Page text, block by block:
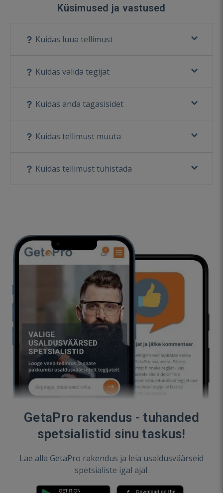
Küsimused ja vastused
Kuidas luua tellimust
Kuidas valida tegijat
Kuidas anda tagasisidet
Kuidas tellimust muuta
Kuidas tellimust tühistada
GetaPro rakendus - tuhanded
spetsialistid sinu taskus!
Lae alla GetaPro rakendus ja leia usaldusväärseid
spetsialiste igal ajal.